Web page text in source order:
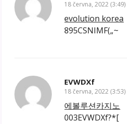
18 června, 2022 (3:49)
evolution korea
895CSNIMF(„~
EVWDXf
18 června, 2022 (3:53)
에볼루션카지노
003EVWDXf?*[